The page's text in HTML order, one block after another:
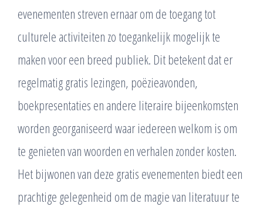
evenementen streven ernaar om de toegang tot
culturele activiteiten zo toegankelijk mogelijk te
maken voor een breed publiek. Dit betekent dat er
regelmatig gratis lezingen, poëzieavonden,
boekpresentaties en andere literaire bijeenkomsten
worden georganiseerd waar iedereen welkom is om
te genieten van woorden en verhalen zonder kosten.
Het bijwonen van deze gratis evenementen biedt een
prachtige gelegenheid om de magie van literatuur te